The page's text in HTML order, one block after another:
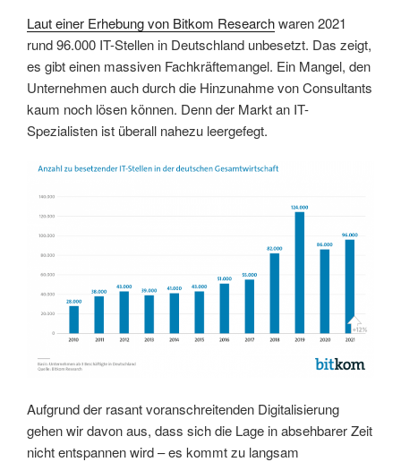
Laut einer Erhebung von Bitkom Researchwaren 2021
rund 96.000 IT-Stellen in Deutschland unbesetzt. Das zeigt,
es gibt einen massiven Fachkräftemangel. Ein Mangel, den
Unternehmen auch durch die Hinzunahme von Consultants
kaum noch lösen können. Denn der Markt an IT-
Spezialisten ist überall nahezu leergefegt.
Aufgrund der rasant voranschreitenden Digitalisierung
gehen wir davon aus, dass sich die Lage in absehbarer Zeit
nicht entspannen wird – es kommt zu langsam